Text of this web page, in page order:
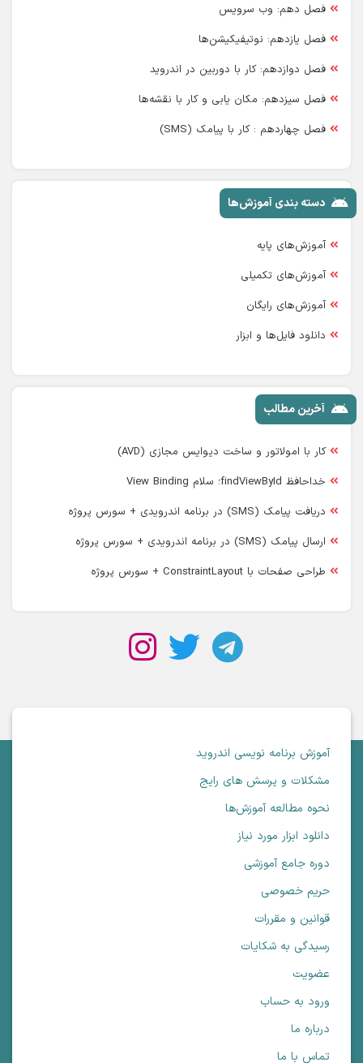
فصل دهم: وب سرویس
فصل یازدهم: نوتیفیکیشن‌ها
فصل دوازدهم: کار با دوربین در اندروید
فصل سیزدهم: مکان یابی و کار با نقشه‌ها
فصل چهاردهم : کار با پیامک (SMS)
دسته بندی آموزش‌ها
آموزش‌های پایه
آموزش‌های تکمیلی
آموزش‌های رایگان
دانلود فایل‌ها و ابزار
آخرین مطالب
کار با امولاتور و ساخت دیوایس مجازی (AVD)
خداحافظ findViewById؛ سلام View Binding
دریافت پیامک (SMS) در برنامه اندرویدی + سورس پروژه
ارسال پیامک (SMS) در برنامه اندرویدی + سورس پروژه
طراحی صفحات با ConstraintLayout + سورس پروژه
آموزش برنامه نویسی اندروید
مشکلات و پرسش های رایج
نحوه مطالعه آموزش‌ها
دانلود ابزار مورد نیاز
دوره جامع آموزشی
حریم خصوصی
قوانین و مقررات
رسیدگی به شکایات
عضویت
ورود به حساب
درباره ما
تماس با ما